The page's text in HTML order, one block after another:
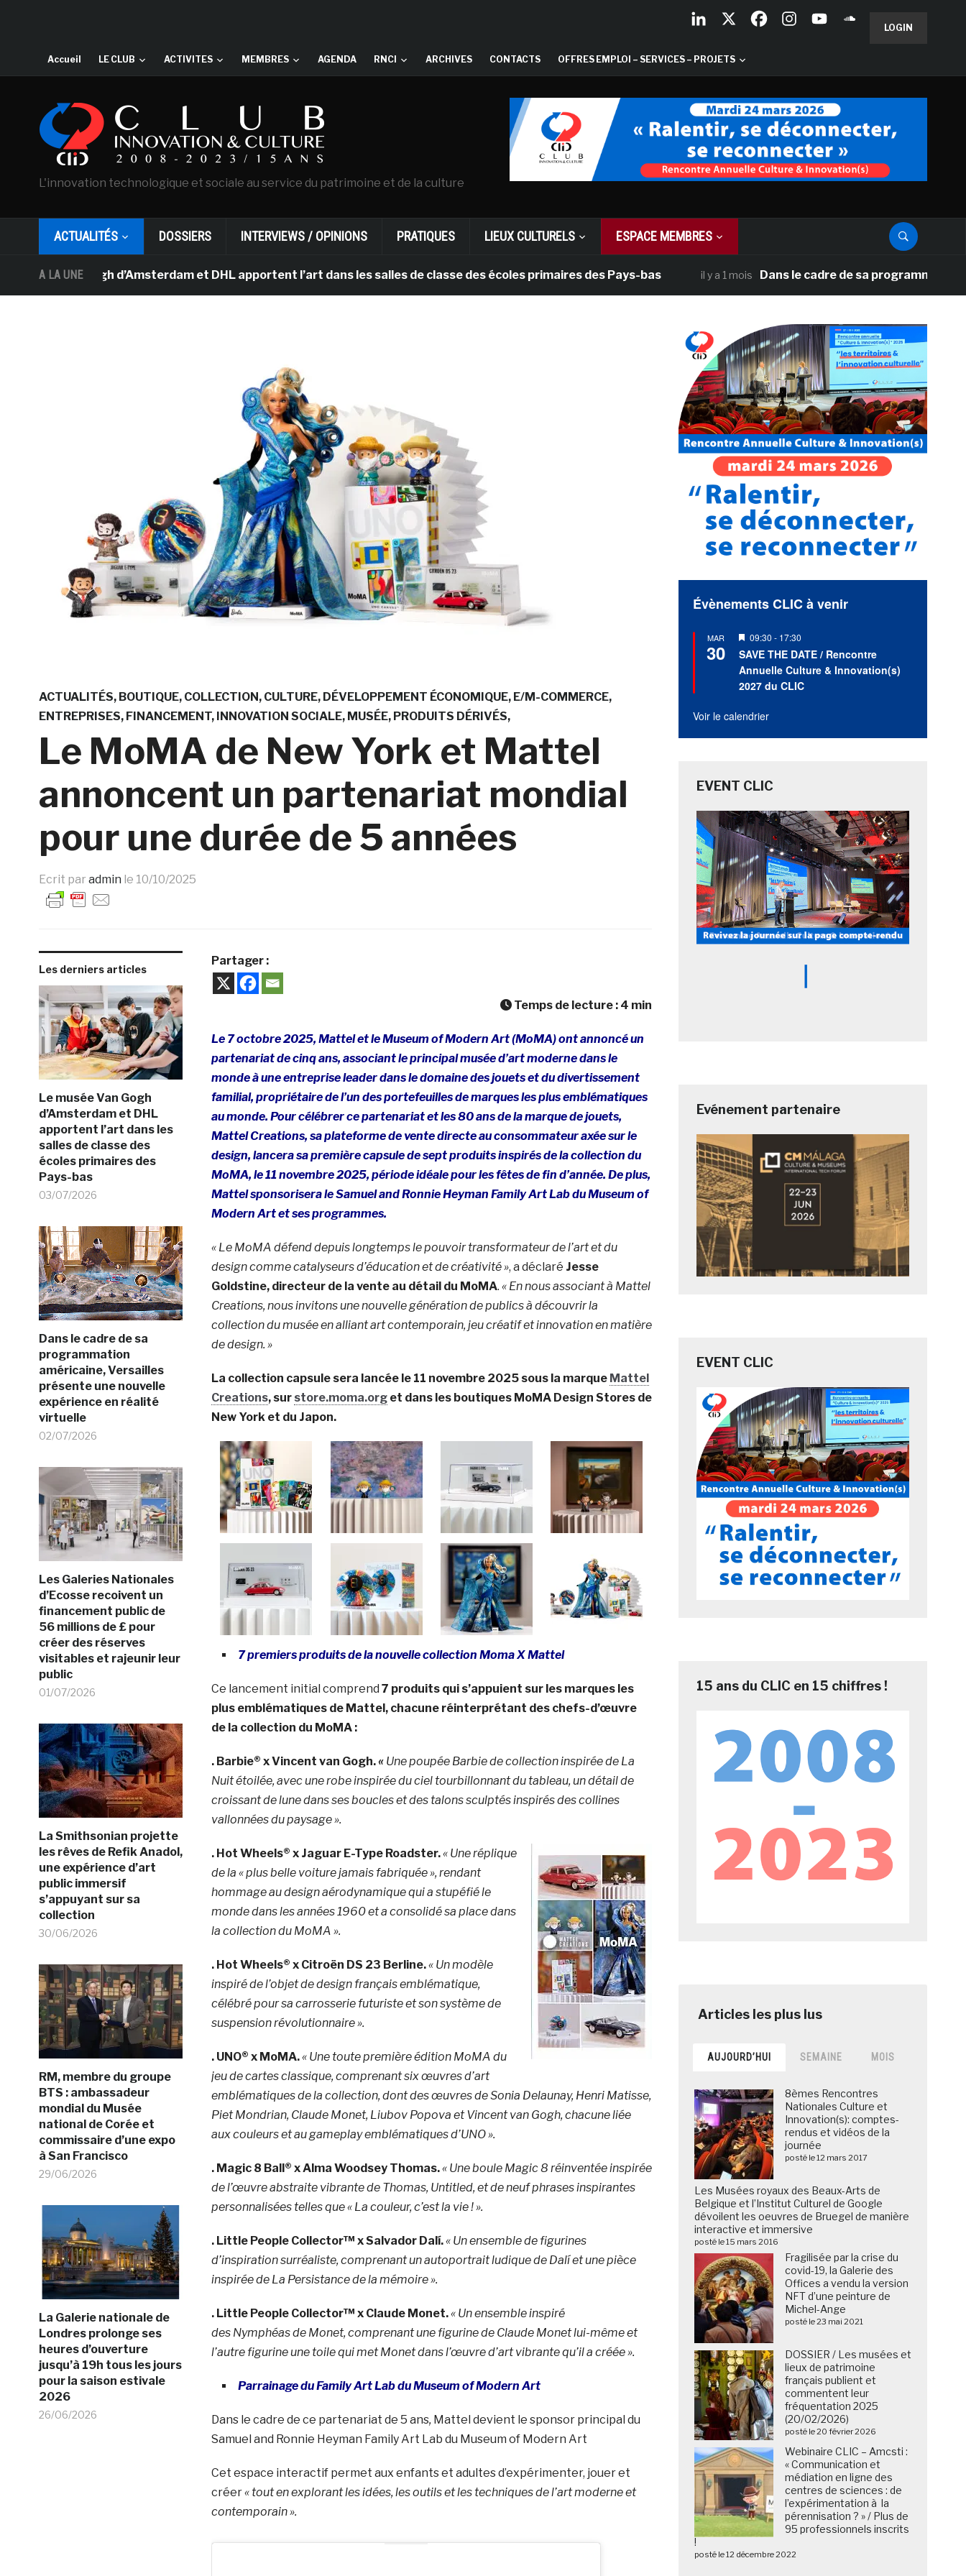
LOGIN
Accueil LE CLUB ACTIVITES MEMBRES AGENDA RNCI ARCHIVES CONTACTS OFFRES EMPLOI – SERVICES – PROJETS
L'innovation technologique et sociale au service du patrimoine et de la culture
ACTUALITÉS DOSSIERS INTERVIEWS / OPINIONS PRATIQUES LIEUX CULTURELS ESPACE MEMBRES
A LA UNE
Van Gogh d’Amsterdam et DHL apportent l’art dans les salles de classe des écoles primaires des Pays-bas il y a 1 mois Dans le cadre de sa programmation
ACTUALITÉS BOUTIQUE COLLECTION CULTURE DÉVELOPPEMENT ÉCONOMIQUE E/M-COMMERCE
ENTREPRISES FINANCEMENT INNOVATION SOCIALE MUSÉE PRODUITS DÉRIVÉS
Le MoMA de New York et Mattel
annoncent un partenariat mondial
pour une durée de 5 années
Ecrit par admin le 10/10/2025
Les derniers articles
Le musée Van Gogh
d’Amsterdam et DHL
apportent l’art dans les
salles de classe des
écoles primaires des
Pays-bas
03/07/2026
Dans le cadre de sa
programmation
américaine, Versailles
présente une nouvelle
expérience en réalité
virtuelle
02/07/2026
Les Galeries Nationales
d’Ecosse recoivent un
financement public de
56 millions de £ pour
créer des réserves
visitables et rajeunir leur
public
01/07/2026
La Smithsonian projette
les rêves de Refik Anadol,
une expérience d’art
public immersif
s’appuyant sur sa
collection
30/06/2026
RM, membre du groupe
BTS : ambassadeur
mondial du Musée
national de Corée et
commissaire d’une expo
à San Francisco
29/06/2026
La Galerie nationale de
Londres prolonge ses
heures d’ouverture
jusqu’à 19h tous les jours
pour la saison estivale
2026
26/06/2026
Partager :
Temps de lecture : 4 min
Le 7 octobre 2025, Mattelet le Museum of Modern Art (MoMA) ont annoncé un
partenariat de cinq ans, associant le principal musée d’art moderne dans le
monde à une entreprise leader dans le domaine des jouets et du divertissement
familial, propriétaire de l’un des portefeuilles de marques les plus emblématiques
au monde. Pour célébrer ce partenariat et les 80 ans de la marque de jouets,
Mattel Creations, sa plateforme de vente directe au consommateur axée sur le
design, lancera sa première capsule de sept produits inspirés de la collection du
MoMA, le 11 novembre 2025, période idéale pour les fêtes de fin d’année. De plus,
Mattel sponsorisera le Samuel and Ronnie Heyman Family Art Lab du Museum of
Modern Art et ses programmes.
« Le MoMA défend depuis longtemps le pouvoir transformateur de l’art et du
design comme catalyseurs d’éducation et de créativité », a déclaré Jesse
Goldstine, directeur de la vente au détail du MoMA. « En nous associant à Mattel
Creations, nous invitons une nouvelle génération de publics à découvrir la
collection du musée en alliant art contemporain, jeu créatif et innovation en matière
de design. »
La collection capsule sera lancée le 11 novembre 2025 sous la marque Mattel
Creations, sur store.moma.orget dans les boutiques MoMA Design Stores de
New York et du Japon.
7 premiers produits de la nouvelle collection Moma X Mattel
Ce lancement initial comprend 7 produits qui s’appuient sur les marques les
plus emblématiques de Mattel, chacune réinterprétant des chefs-d’œuvre
de la collection du MoMA :
. Barbie® x Vincent van Gogh.« Une poupée Barbie de collection inspirée de La
Nuit étoilée, avec une robe inspirée du ciel tourbillonnant du tableau, un détail de
croissant de lune dans ses boucles et des talons sculptés inspirés des collines
vallonnées du paysage ».
. Hot Wheels® x Jaguar E-Type Roadster.« Une réplique
de la « plus belle voiture jamais fabriquée », rendant
hommage au design aérodynamique qui a stupéfié le
monde dans les années 1960 et a consolidé sa place dans
la collection du MoMA ».
. Hot Wheels® x Citroën DS 23 Berline.« Un modèle
inspiré de l’objet de design français emblématique,
célébré pour sa carrosserie futuriste et son système de
suspension révolutionnaire ».
. UNO® x MoMA.« Une toute première édition MoMA du
jeu de cartes classique, comprenant six œuvres d’art
emblématiques de la collection, dont des œuvres de Sonia Delaunay, Henri Matisse,
Piet Mondrian, Claude Monet, Liubov Popova et Vincent van Gogh, chacune liée
aux couleurs et au gameplay emblématiques d’UNO ».
. Magic 8 Ball® x Alma Woodsey Thomas.« Une boule Magic 8 réinventée inspirée
de l’œuvre abstraite vibrante de Thomas, Untitled, et de neuf phrases inspirantes
personnalisées telles que « La couleur, c’est la vie ! ».
. Little People Collector™ x Salvador Dalí.« Un ensemble de figurines
d’inspiration surréaliste, comprenant un autoportrait ludique de Dalí et une pièce
inspirée de La Persistance de la mémoire ».
. Little People Collector™ x Claude Monet.« Un ensemble inspiré
des Nymphéasde Monet, comprenant une figurine de Claude Monet lui-même et
l’autre figurine une toile qui met Monet dans l’œuvre d’art vibrante qu’il a créée ».
Parrainage du Family Art Lab du Museum of Modern Art
Dans le cadre de ce partenariat de 5 ans, Mattel devient le sponsor principal du
Samuel and Ronnie Heyman Family Art Lab du Museum of Modern Art
Cet espace interactif permet aux enfants et adultes d’expérimenter, jouer et
créer« tout en explorant les idées, les outils et les techniques de l’art moderne et
contemporain ».
Évènements CLIC à venir
MAR
30
Mis
en
avant
09:30 - 17:30
SAVE THE DATE / Rencontre
Annuelle Culture & Innovation(s)
2027 du CLIC
Voir le calendrier
EVENT CLIC
Evénement partenaire
EVENT CLIC
15 ans du CLIC en 15 chiffres !
AUJOURD’HUI SEMAINE MOIS
8èmes Rencontres
Nationales Culture et
Innovation(s): comptes-
rendus et vidéos de la
journée
posté le 12 mars 2017
Les Musées royaux des Beaux-Arts de
Belgique et l’Institut Culturel de Google
dévoilent les oeuvres de Bruegel de manière
interactive et immersive
posté le 15 mars 2016
Fragilisée par la crise du
covid-19, la Galerie des
Offices a vendu la version
NFT d’une peinture de
Michel-Ange
posté le 23 mai 2021
DOSSIER / Les musées et
lieux de patrimoine
français publient et
commentent leur
fréquentation 2025
(20/02/2026)
posté le 20 février 2026
Webinaire CLIC – Amcsti :
« Communication et
médiation en ligne des
centres de sciences : de
l’expérimentation à la
pérennisation ? » / Plus de
95 professionnels inscrits
!
posté le 12 décembre 2022